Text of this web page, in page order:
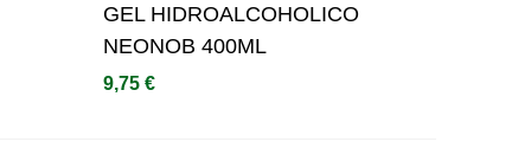
Añadir Al Carrito
GEL HIDROALCOHOLICO
NEONOB 400ML
9,75 €